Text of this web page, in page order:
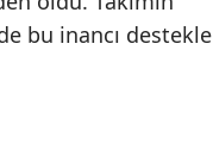
bu inancı